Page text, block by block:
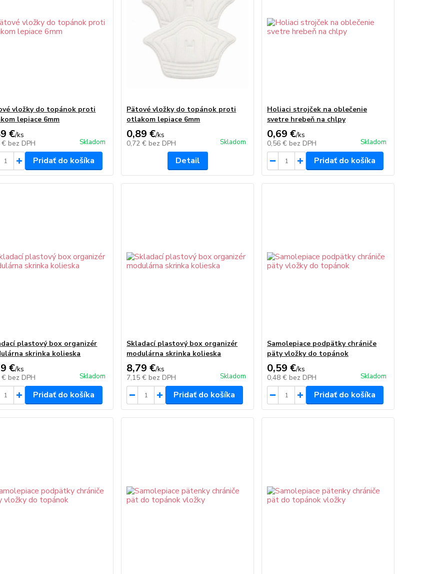
vložky do topánok proti
lepiace 6mm
€/ks
€ bez DPH Skladom
Pridať do košíka
Pätové vložky do topánok proti
otlakom lepiace 6mm
0,89 €/ks
0,72 € bez DPH Skladom
Detail
Holiaci strojček na oblečenie
svetre hrebeň na chlpy
0,69 €/ks
0,56 € bez DPH Skladom
Pridať do košíka
plastový box organizér
skrinka kolieska
€/ks
€ bez DPH Skladom
Pridať do košíka
Skladací plastový box organizér
modulárna skrinka kolieska
8,79 €/ks
7,15 € bez DPH Skladom
Pridať do košíka
Samolepiace podpätky chrániče
päty vložky do topánok
0,59 €/ks
0,48 € bez DPH Skladom
Pridať do košíka